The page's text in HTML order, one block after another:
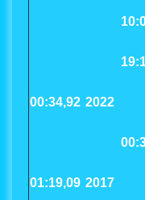
00:34,92 2022
01:19,09 2017